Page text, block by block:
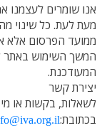
אנו שומרים לעצמנו
מעת לעת. כל שינוי
ממועד הפרסום אלא
המשך השימוש באתר
המעודכנת.
יצירת קשר
לשאלות, בקשות או
בכתובת: